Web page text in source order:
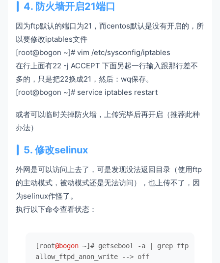
4. 防火墙开启21端口
因为ftp默认的端口为21，而centos默认是没有开启的，所
以要修改iptables文件
[root@bogon ~]# vim /etc/sysconfig/iptables
在行上面有22 -j ACCEPT 下面另起一行输入跟那行差不
多的，只是把22换成21，然后：wq保存。
[root@bogon ~]# service iptables restart
或者可以临时关掉防火墙，上传完毕后再开启（推荐此种
办法）
5. 修改selinux
外网是可以访问上去了，可是发现没法返回目录（使用ftp
的主动模式，被动模式还是无法访问），也上传不了，因
为selinux作怪了。
执行以下命令查看状态：
[root@bogon ~]# getsebool -a
grep ftp
allow_ftpd_anon_write
--> off